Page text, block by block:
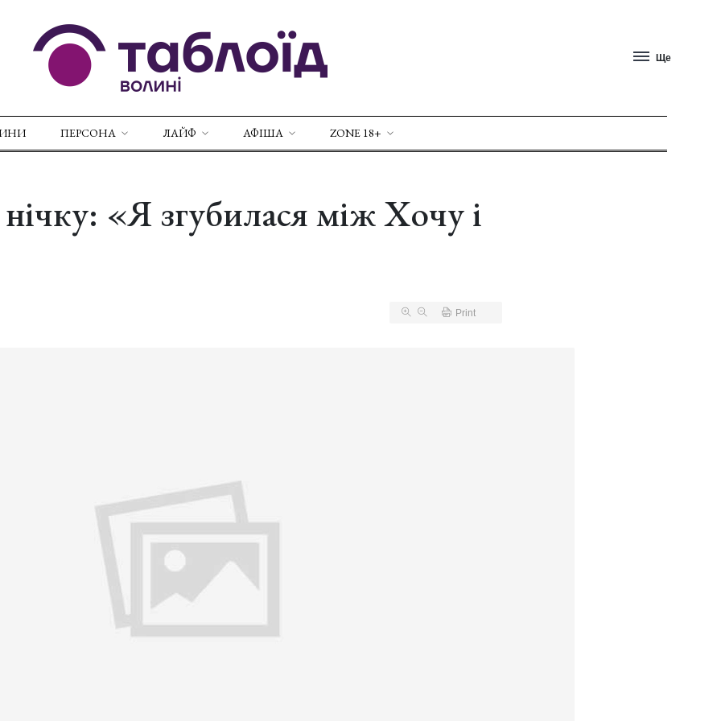
Ще
ПЕРСОНА ЛАЙФ АФІША ZONE 18+
«Я згубилася між Хочу і
Print